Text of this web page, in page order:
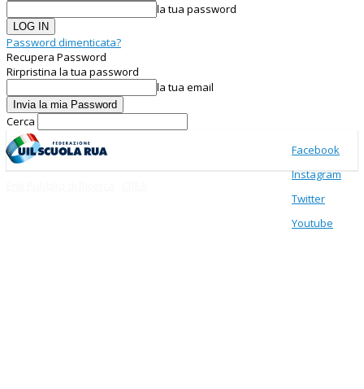
la tua password
Password dimenticata?
Recupera Password
Rirpristina la tua password
la tua email
Cerca
Facebook
Instagram
Twitter
Youtube